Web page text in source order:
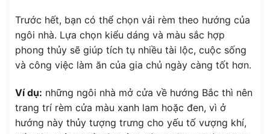
Trước hết, bạn có thể chọn vải rèm theo hướng của
ngôi nhà. Lựa chọn kiểu dáng và màu sắc hợp
phong thủy sẽ giúp tích tụ nhiều tài lộc, cuộc sống
và công việc làm ăn của gia chủ ngày càng tốt hơn.
Ví dụ: những ngôi nhà mở cửa về hướng Bắc thì nên
trang trí rèm cửa màu xanh lam hoặc đen, vì ở
hướng này thủy tượng trưng cho yếu tố vượng khí,